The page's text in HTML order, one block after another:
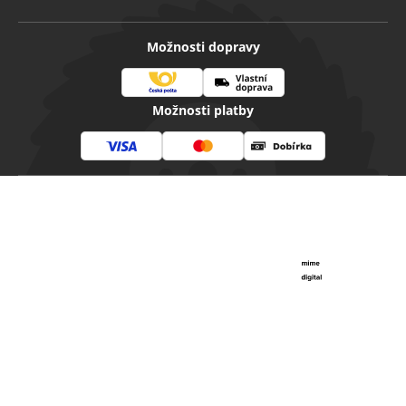
Možnosti dopravy
Česká
Vlastní
doprava
Možnosti platby